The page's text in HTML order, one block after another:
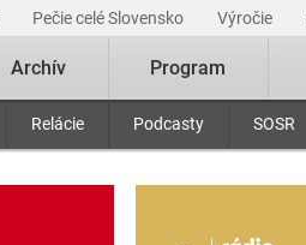
Pečie celé Slovensko Výročie
Relácie Podcasty SOSR
Archív Program